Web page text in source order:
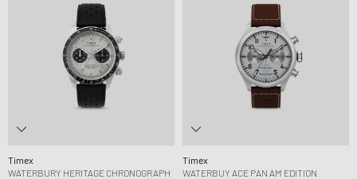
Timex
WATERBURY HERITAGE CHRONOGRAPH
Timex
WATERBUY ACE PAN AM EDITION